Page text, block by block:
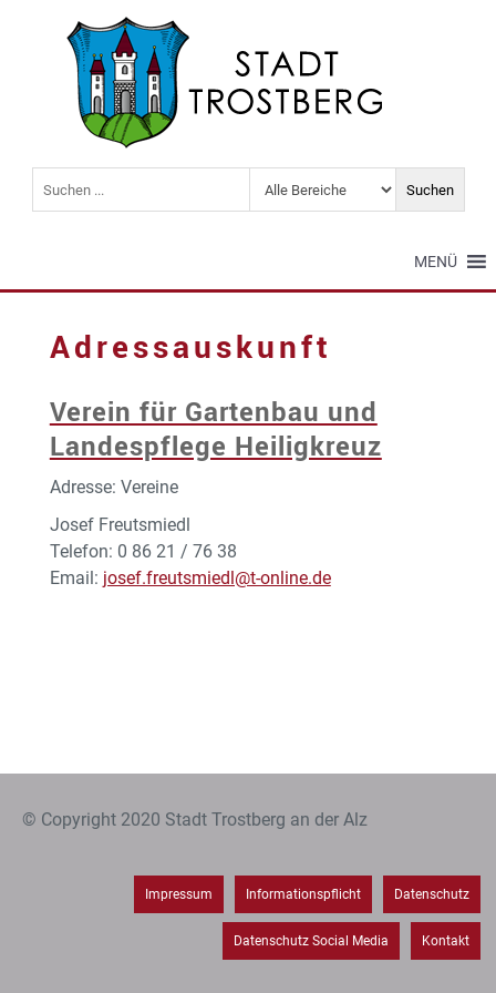
MENÜ
Adressauskunft
Verein für Gartenbau und
Landespflege Heiligkreuz
Adresse: Vereine
Josef Freutsmiedl
Telefon: 0 86 21 / 76 38
Email: josef.freutsmiedl@t-online.de
© Copyright 2020 Stadt Trostberg an der Alz
Impressum Informationspflicht Datenschutz
Datenschutz Social Media Kontakt